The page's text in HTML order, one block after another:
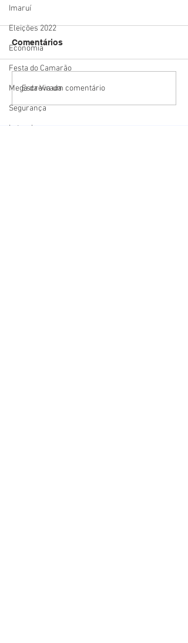
Imaruí
Eleições 2022
Economia
Festa do Camarão
Mega da Virada
Segurança
Lateral
Estado mais seguro do
país: Santa Catarina
registra menor número
de homicídios para o
Comentários
Escreva um comentário